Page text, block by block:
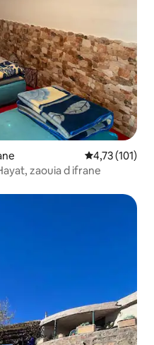
4,73 de uma
4,73 (101)
zaouia d ifrane